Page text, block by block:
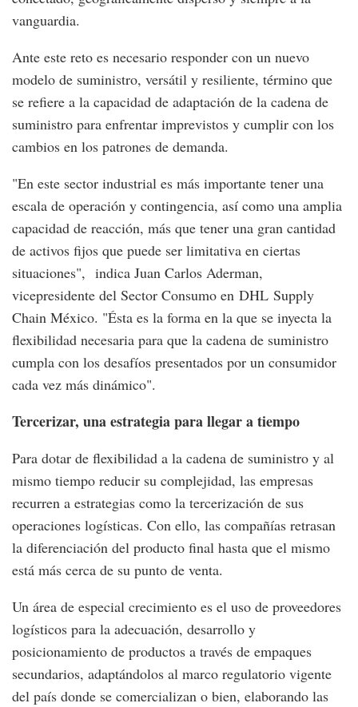
vanguardia.
Ante este reto es necesario responder con un nuevo
modelo de suministro, versátil y resiliente, término que
se refiere a la capacidad de adaptación de la cadena de
suministro para enfrentar imprevistos y cumplir con los
cambios en los patrones de demanda.
"En este sector industrial es más importante tener una
escala de operación y contingencia, así como una amplia
capacidad de reacción, más que tener una gran cantidad
de activos fijos que puede ser limitativa en ciertas
situaciones", indica Juan Carlos Aderman,
vicepresidente del Sector Consumo en DHL Supply
Chain México. "Ésta es la forma en la que se inyecta la
flexibilidad necesaria para que la cadena de suministro
cumpla con los desafíos presentados por un consumidor
cada vez más dinámico".
Tercerizar, una estrategia para llegar a tiempo
Para dotar de flexibilidad a la cadena de suministro y al
mismo tiempo reducir su complejidad, las empresas
recurren a estrategias como la tercerización de sus
operaciones logísticas. Con ello, las compañías retrasan
la diferenciación del producto final hasta que el mismo
está más cerca de su punto de venta.
Un área de especial crecimiento es el uso de proveedores
logísticos para la adecuación, desarrollo y
posicionamiento de productos a través de empaques
secundarios, adaptándolos al marco regulatorio vigente
del país donde se comercializan o bien, elaborando las